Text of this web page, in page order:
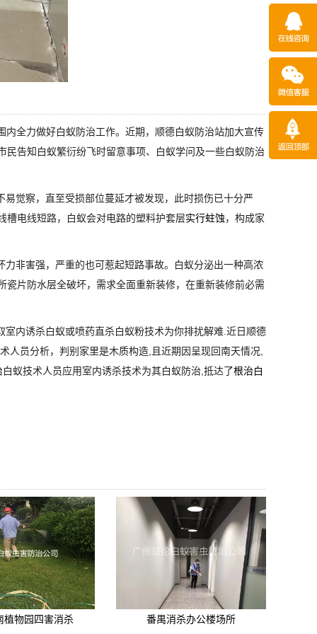
内全力做好白蚁防治工作。近期，顺德白蚁防治站加大宣传
告知白蚁繁衍纷飞时留意事项、白蚁学问及一些白蚁防治
觉察，直至受损部位蔓延才被发现，此时损伤已十分严
槽电线短路，白蚁会对电路的塑料护套层实行蛀蚀，构成家
非害强，严重的也可惹起短路事故。白蚁分泌出一种高浓
片防水层全破坏，需求全面重新装修，在重新装修前必需
内诱杀白蚁或喷药直杀白蚁粉技术为你排扰解难.近日顺德
员分析，判别家里是木质构造,且近期因呈现回南天情况,
蚁技术人员应用室内诱杀技术为其白蚁防治,抵达了根治白
植物园四害消杀 番禺消杀办公楼场所